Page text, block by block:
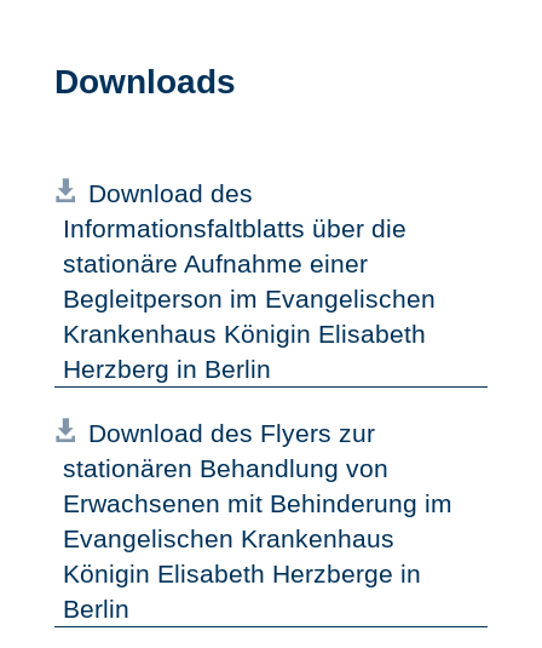
Downloads
Download des
Informationsfaltblatts über die
stationäre Aufnahme einer
Begleitperson im Evangelischen
Krankenhaus Königin Elisabeth
Herzberg in Berlin
Download des Flyers zur
stationären Behandlung von
Erwachsenen mit Behinderung im
Evangelischen Krankenhaus
Königin Elisabeth Herzberge in
Berlin